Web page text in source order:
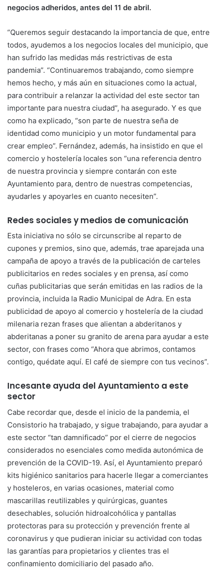
negocios adheridos, antes del 11 de abril.
“Queremos seguir destacando la importancia de que, entre
todos, ayudemos a los negocios locales del municipio, que
han sufrido las medidas más restrictivas de esta
pandemia”. “Continuaremos trabajando, como siempre
hemos hecho, y más aún en situaciones como la actual,
para contribuir a relanzar la actividad del este sector tan
importante para nuestra ciudad”, ha asegurado. Y es que
como ha explicado, “son parte de nuestra seña de
identidad como municipio y un motor fundamental para
crear empleo”. Fernández, además, ha insistido en que el
comercio y hostelería locales son “una referencia dentro
de nuestra provincia y siempre contarán con este
Ayuntamiento para, dentro de nuestras competencias,
ayudarles y apoyarles en cuanto necesiten”.
Redes sociales y medios de comunicación
Esta iniciativa no sólo se circunscribe al reparto de
cupones y premios, sino que, además, trae aparejada una
campaña de apoyo a través de la publicación de carteles
publicitarios en redes sociales y en prensa, así como
cuñas publicitarias que serán emitidas en las radios de la
provincia, incluida la Radio Municipal de Adra. En esta
publicidad de apoyo al comercio y hostelería de la ciudad
milenaria rezan frases que alientan a abderitanos y
abderitanas a poner su granito de arena para ayudar a este
sector, con frases como “Ahora que abrimos, contamos
contigo, quédate aquí. El café de siempre con tus vecinos”.
Incesante ayuda del Ayuntamiento a este
sector
Cabe recordar que, desde el inicio de la pandemia, el
Consistorio ha trabajado, y sigue trabajando, para ayudar a
este sector “tan damnificado” por el cierre de negocios
considerados no esenciales como medida autonómica de
prevención de la COVID-19. Así, el Ayuntamiento preparó
kits higiénico sanitarios para hacerle llegar a comerciantes
y hosteleros, en varias ocasiones, material como
mascarillas reutilizables y quirúrgicas, guantes
desechables, solución hidroalcohólica y pantallas
protectoras para su protección y prevención frente al
coronavirus y que pudieran iniciar su actividad con todas
las garantías para propietarios y clientes tras el
confinamiento domiciliario del pasado año.